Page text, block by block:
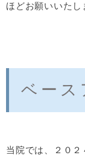
ほどお願いいたし
ベース
当院では、２０